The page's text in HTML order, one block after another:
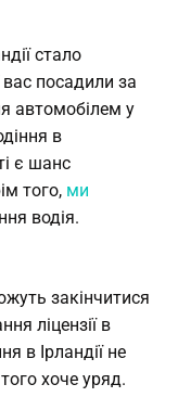
стало
посадили за
автомобілем у
в
є шанс
того, ми
водія.
закінчитися
ліцензії в
в Ірландії не
хоче уряд.